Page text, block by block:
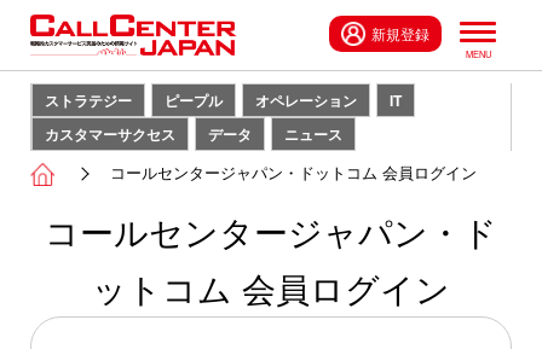
新規登録
ストラテジー ピープル オペレーション
IT
カスタマーサクセス
データ ニュース
コールセンタージャパン・ドットコム 会員ログイン
コールセンタージャパン・ド
ットコム 会員ログイン